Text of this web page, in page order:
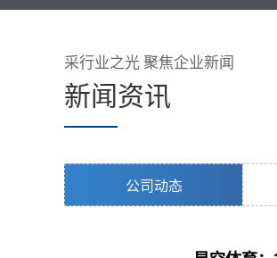
采行业之光 聚焦企业新闻
新闻资讯
公司动态